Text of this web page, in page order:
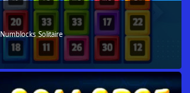
Numblocks Solitaire